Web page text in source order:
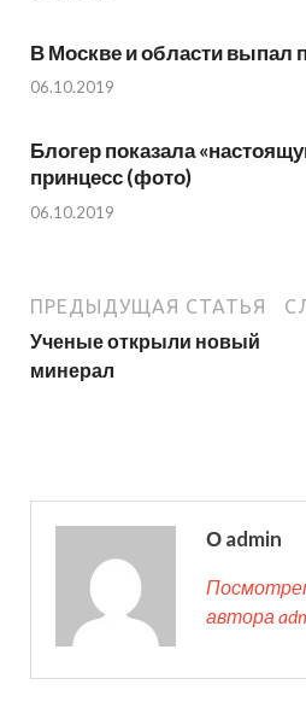
В Москве и области выпал
06.10.2019
Блогер показала
принцесс (фото)
06.10.2019
ПРЕДЫДУЩАЯ СТАТЬЯ
Ученые открыли новый
минерал
О admin
автора